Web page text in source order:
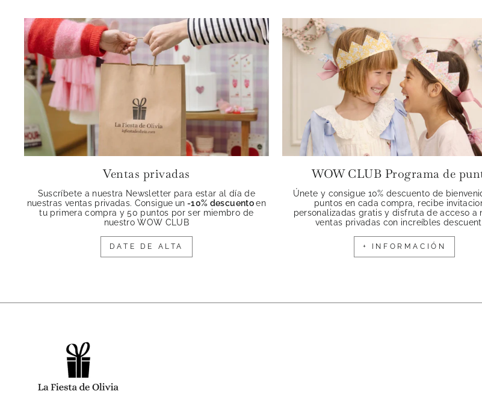
Ventas privadas
Suscríbete a nuestra Newsletter para estar al día de
nuestras ventas privadas. Consigue un -10% descuentoen
tu primera compra y 50 puntos por ser miembro de
nuestro WOW CLUB
DATE DE ALTA
WOW CLUB Programa de
Únete y consigue 10% descuento de
puntos en cada compra, recibe
personalizadas gratis y disfruta de acceso a
ventas privadas con increíbles
+ INFORMACIÓN